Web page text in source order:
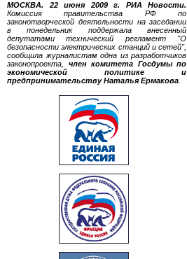
МОСКВА. 22 июня 2009 г. РИА Новости.
Комиссия правительства РФ по
законотворческой деятельности на заседании
в понедельник поддержала внесенный
депутатами технический регламент "О
безопасности электрических станций и сетей",
сообщила журналистам одна из разработчиков
законопроекта, член комитета Госдумы по
экономической политике и
предпринимательству Наталья Ермакова